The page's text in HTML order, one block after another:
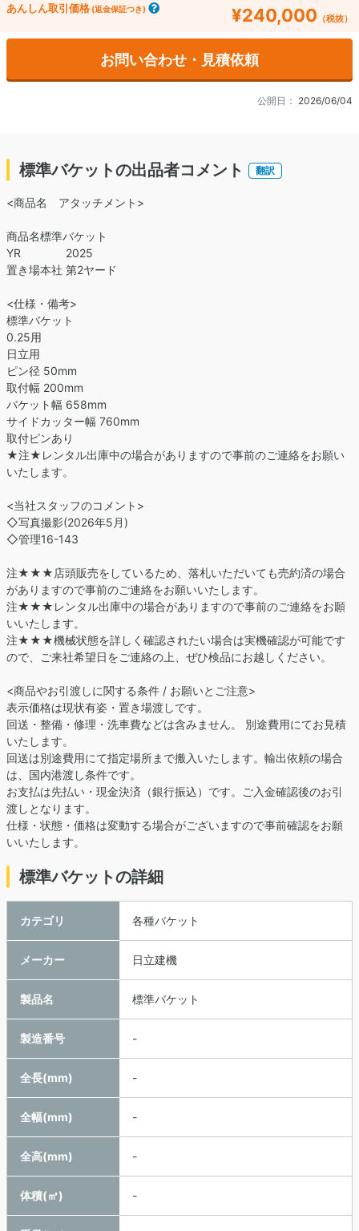
あんしん取引価格 (返金保証つき) ¥240,000 （税抜）
お問い合わせ・見積依頼
公開日： 2026/06/04
標準バケットの出品者コメント 翻訳
<商品名 アタッチメント>
商品名標準バケット
YR 2025
置き場本社 第2ヤード
<仕様・備考>
標準バケット
0.25用
日立用
ピン径 50mm
取付幅 200mm
バケット幅 658mm
サイドカッター幅 760mm
取付ピンあり
★注★レンタル出庫中の場合がありますので事前のご連絡をお願い
いたします。
<当社スタッフのコメント>
◇写真撮影(2026年5月)
◇管理16-143
注★★★店頭販売をしているため、落札いただいても売約済の場合
がありますので事前のご連絡をお願いいたします。
注★★★レンタル出庫中の場合がありますので事前のご連絡をお願
いいたします。
注★★★機械状態を詳しく確認されたい場合は実機確認が可能です
ので、ご来社希望日をご連絡の上、ぜひ検品にお越しください。
<商品やお引渡しに関する条件 / お願いとご注意>
表示価格は現状有姿・置き場渡しです。
回送・整備・修理・洗車費などは含みません。 別途費用にてお見積
いたします。
回送は別途費用にて指定場所まで搬入いたします。輸出依頼の場合
は、国内港渡し条件です。
お支払は先払い・現金決済（銀行振込）です。ご入金確認後のお引
渡しとなります。
仕様・状態・価格は変動する場合がございますので事前確認をお願
いいたします。
標準バケットの詳細
カテゴリ 各種バケット
メーカー 日立建機
製品名 標準バケット
製造番号 -
全長(mm) -
全幅(mm) -
全高(mm) -
体積(㎥) -